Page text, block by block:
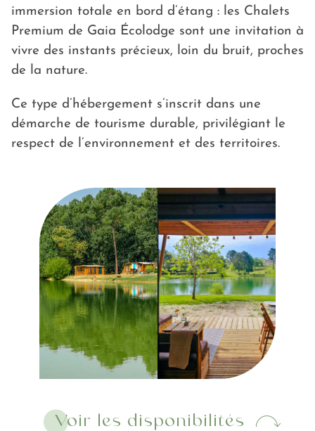
immersion totale en bord d’étang : les Chalets
Premium de Gaia Écolodge sont une invitation à
vivre des instants précieux, loin du bruit, proches
de la nature.
Ce type d’hébergement s’inscrit dans une
démarche de tourisme durable, privilégiant le
respect de l’environnement et des territoires.
Voir les disponibilités